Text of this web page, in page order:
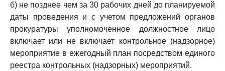
б) не позднее чем за 30 рабочих дней до планируемой
даты проведения и с учетом предложений органов
прокуратуры уполномоченное должностное лицо
включает или не включает контрольное (надзорное)
мероприятие в ежегодный план посредством единого
реестра контрольных (надзорных) мероприятий.